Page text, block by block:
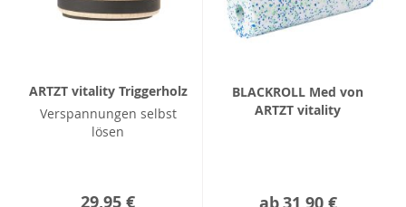
ARTZT vitality Triggerholz
Verspannungen selbst
lösen
29,95 €
BLACKROLL Med von
ARTZT vitality